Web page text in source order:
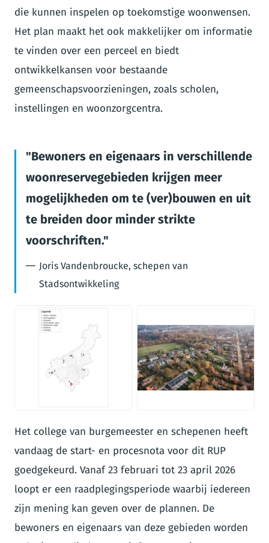
die kunnen inspelen op toekomstige woonwensen.
Het plan maakt het ook makkelijker om informatie
te vinden over een perceel en biedt
ontwikkelkansen voor bestaande
gemeenschapsvoorzieningen, zoals scholen,
instellingen en woonzorgcentra.
Bewoners en eigenaars in verschillende
woonreservegebieden krijgen meer
mogelijkheden om te (ver)bouwen en uit
te breiden door minder strikte
voorschriften.
Joris Vandenbroucke, schepen van
Stadsontwikkeling
Het college van burgemeester en schepenen heeft
vandaag de start- en procesnota voor dit RUP
goedgekeurd. Vanaf 23 februari tot 23 april 2026
loopt er een raadplegingsperiode waarbij iedereen
zijn mening kan geven over de plannen. De
bewoners en eigenaars van deze gebieden worden